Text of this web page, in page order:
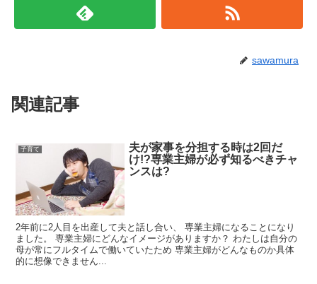
sawamura
関連記事
子育て
夫が家事を分担する時は2回だ
け!?専業主婦が必ず知るべきチャ
ンスは?
2年前に2人目を出産して夫と話し合い、 専業主婦になることになり
ました。 専業主婦にどんなイメージがありますか？ わたしは自分の
母が常にフルタイムで働いていたため 専業主婦がどんなものか具体
的に想像できません...